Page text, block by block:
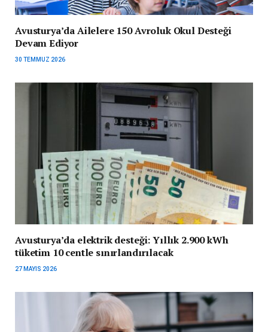
Avusturya’da Ailelere 150 Avroluk Okul Desteği
Devam Ediyor
30 TEMMUZ 2026
Avusturya’da elektrik desteği: Yıllık 2.900 kWh
tüketim 10 centle sınırlandırılacak
27 MAYIS 2026